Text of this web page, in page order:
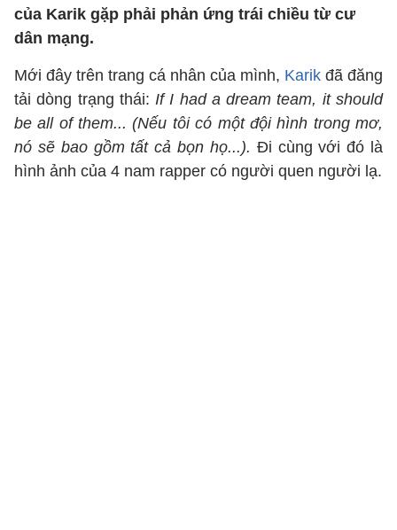
của Karik gặp phải phản ứng trái chiều từ cư
dân mạng.
Mới đây trên trang cá nhân của mình, Karik đã đăng
tải dòng trạng thái:If I had a dream team, it should
be all of them... (Nếu tôi có một đội hình trong mơ,
nó sẽ bao gồm tất cả bọn họ...). Đi cùng với đó là
hình ảnh của 4 nam rapper có người quen người lạ.